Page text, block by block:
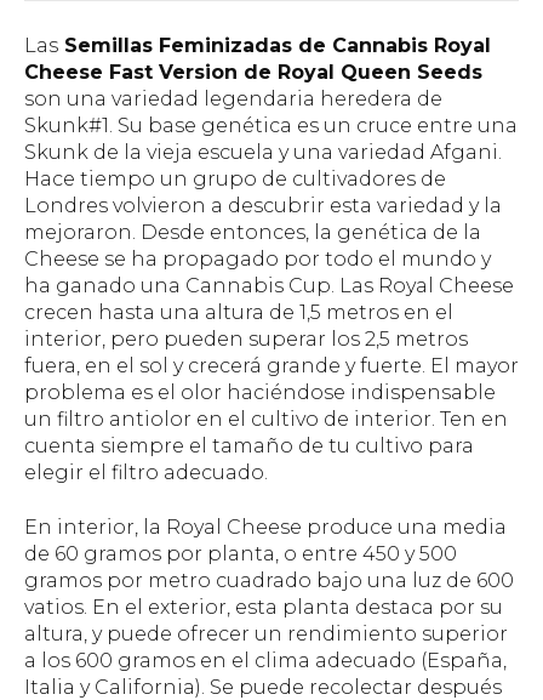
Las Semillas Feminizadas de Cannabis Royal
Cheese Fast Version de Royal Queen Seeds
son una variedad legendaria heredera de
Skunk#1. Su base genética es un cruce entre una
Skunk de la vieja escuela y una variedad Afgani.
Hace tiempo un grupo de cultivadores de
Londres volvieron a descubrir esta variedad y la
mejoraron. Desde entonces, la genética de la
Cheese se ha propagado por todo el mundo y
ha ganado una Cannabis Cup. Las Royal Cheese
crecen hasta una altura de 1,5 metros en el
interior, pero pueden superar los 2,5 metros
fuera, en el sol y crecerá grande y fuerte. El mayor
problema es el olor haciéndose indispensable
un filtro antiolor en el cultivo de interior. Ten en
cuenta siempre el tamaño de tu cultivo para
elegir el filtro adecuado.
En interior, la Royal Cheese produce una media
de 60 gramos por planta, o entre 450 y 500
gramos por metro cuadrado bajo una luz de 600
vatios. En el exterior, esta planta destaca por su
altura, y puede ofrecer un rendimiento superior
a los 600 gramos en el clima adecuado (España,
Italia y California). Se puede recolectar después